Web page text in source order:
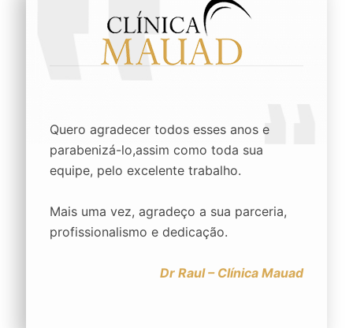
Quero agradecer todos esses anos e
parabenizá-lo,assim como toda sua
equipe, pelo excelente trabalho.
Mais uma vez, agradeço a sua parceria,
profissionalismo e dedicação.
Dr Raul – Clínica Mauad